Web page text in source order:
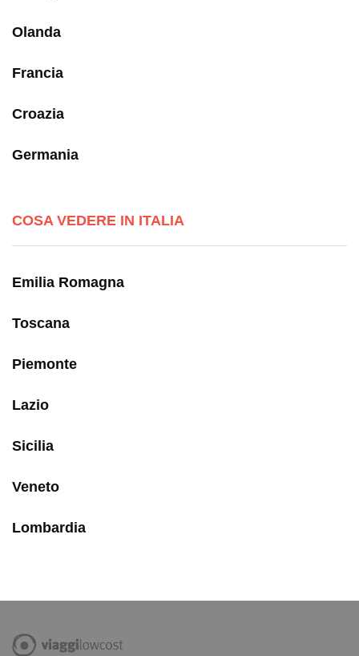
Olanda
Francia
Croazia
Germania
COSA VEDERE IN ITALIA
Emilia Romagna
Toscana
Piemonte
Lazio
Sicilia
Veneto
Lombardia